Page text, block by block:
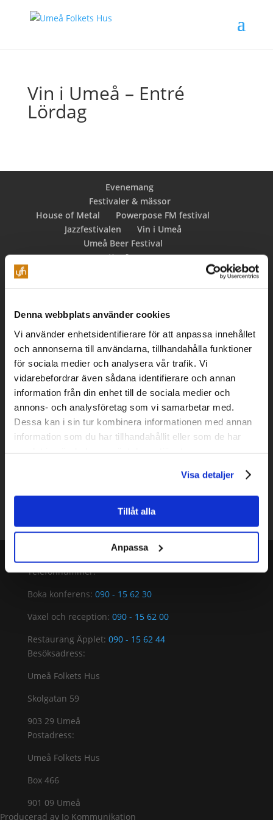
Denna webbplats använder cookies
Vi använder enhetsidentifierare för att anpassa innehållet
och annonserna till användarna, tillhandahålla funktioner
för sociala medier och analysera vår trafik. Vi
vidarebefordrar även sådana identifierare och annan
information från din enhet till de sociala medier och
annons- och analysföretag som vi samarbetar med.
Dessa kan i sin tur kombinera informationen med annan
information som du har tillhandahållit eller som de har
Visa detaljer
Tillåt alla
Anpassa
Vin i Umeå – Entré
Lördag
Evenemang
Festivaler & mässor
House of Metal
Powerpose FM festival
Jazzfestivalen
Vin i Umeå
Umeå Beer Festival
Konferens
Tillgänglighet i vårt hus
Teknik
Äpplet
Specialkost Äpplet
Freja
Vinluncher
Beer Club
Soul Train
Miljö
Vår miljöpolicy
Gröna möten
Grönare mat & boende
Grönare resor
Tillsammans hjälps vi åt
Om oss
Styrelsen
Guldäpplet
Stipendium
Ledning
Marknadsavdelning
Äpplet
Teknik
Fastighet Ekonomi Offert
Telefonnummer:
Boka konferens: 090 - 15 62 30
Växel och reception: 090 - 15 62 00
Restaurang Äpplet: 090 - 15 62 44
Besöksadress:
Umeå Folkets Hus
Skolgatan 59
903 29 Umeå
Postadress:
Umeå Folkets Hus
Box 466
901 09 Umeå
Producerad av Jo Kommunikation